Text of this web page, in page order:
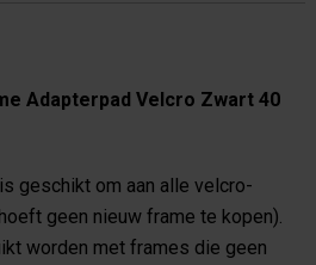
Adapterpad Velcro Zwart 40
geschikt om aan alle velcro-
geen nieuw frame te kopen).
worden met frames die geen